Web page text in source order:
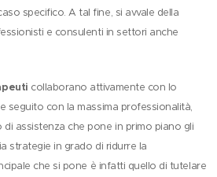
specifico. A tal fine, si avvale della
e consulenti in settori anche
collaborano attivamente con lo
seguito con la massima professionalità,
assistenza che pone in primo piano gli
strategie in grado di ridurre la
che si pone è infatti quello di tutelare